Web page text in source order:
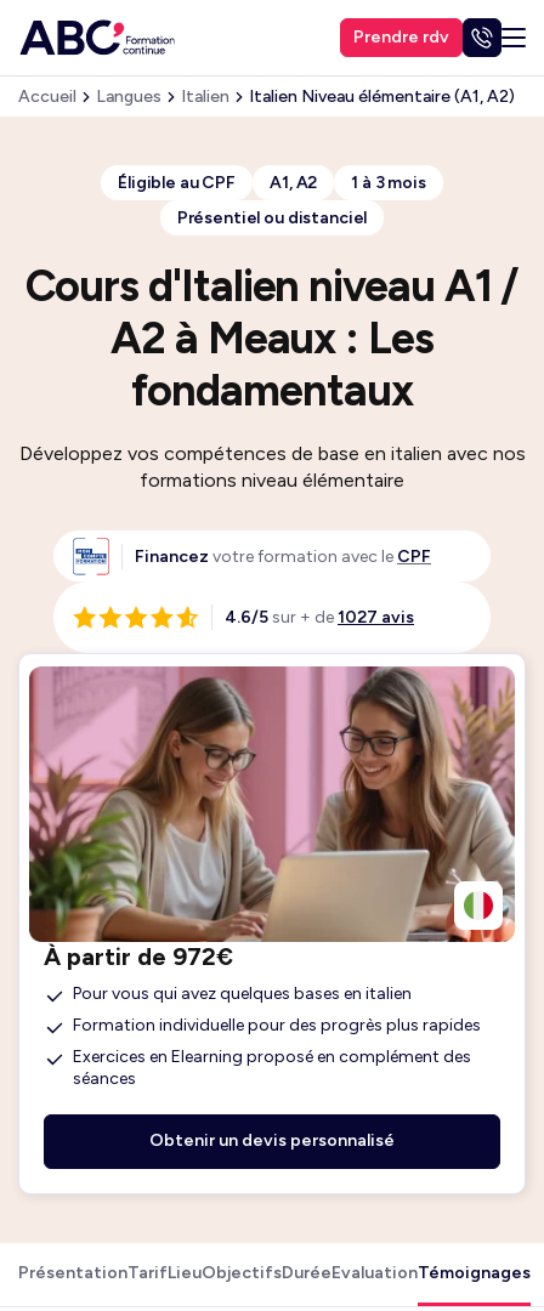
Prendre rdv
Accueil Langues Italien Italien Niveau élémentaire (A1, A2)
Cours d'Italien niveau A1 /
A2 à Meaux : Les
fondamentaux
Éligible au CPF A1, A2
1 à 3 mois
Présentiel ou distanciel
Développez vos compétences de base en italien avec nos
formations niveau élémentaire
Financez votre formation avec le CPF
4.6/5sur + de1027 avis
À partir de 972€
Pour vous qui avez quelques bases en italien
Formation individuelle pour des progrès plus rapides
Exercices en Elearning proposé en complément des
séances
Obtenir un devis personnalisé
PrésentationTarifLieuObjectifsDuréeEvaluationTémoignages